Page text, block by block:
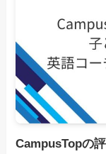
CampusTopの